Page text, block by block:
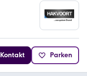
Kontakt Parken